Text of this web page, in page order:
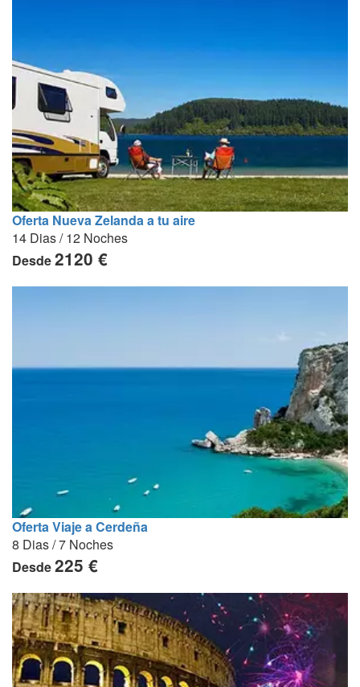
Oferta Nueva Zelanda a tu aire
14 Dias / 12 Noches
Desde2120 €
Oferta Viaje a Cerdeña
8 Dias / 7 Noches
Desde225 €